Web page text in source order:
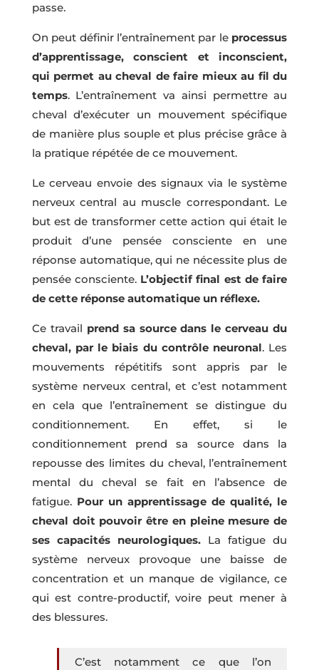
passe.
On peut définir l’entraînement par le processus
d’apprentissage, conscient et inconscient,
qui permet au cheval de faire mieux au fil du
temps. L’entraînement va ainsi permettre au
cheval d’exécuter un mouvement spécifique
de manière plus souple et plus précise grâce à
la pratique répétée de ce mouvement.
Le cerveau envoie des signaux via le système
nerveux central au muscle correspondant. Le
but est de transformer cette action qui était le
produit d’une pensée consciente en une
réponse automatique, qui ne nécessite plus de
pensée consciente. L’objectif final est de faire
de cette réponse automatique un réflexe.
Ce travail prend sa source dans le cerveau du
cheval, par le biais du contrôle neuronal. Les
mouvements répétitifs sont appris par le
système nerveux central, et c’est notamment
en cela que l’entraînement se distingue du
conditionnement. En effet, si le
conditionnement prend sa source dans la
repousse des limites du cheval, l’entraînement
mental du cheval se fait en l’absence de
fatigue. Pour un apprentissage de qualité, le
cheval doit pouvoir être en pleine mesure de
ses capacités neurologiques.La fatigue du
système nerveux provoque une baisse de
concentration et un manque de vigilance, ce
qui est contre-productif, voire peut mener à
des blessures.
C’est notamment ce que l’on